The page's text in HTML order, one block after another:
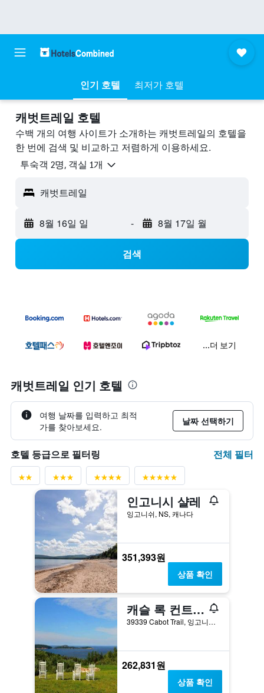
인기 호텔 최저가 호텔
캐벗트레일 호텔
수백 개의 여행 사이트가 소개하는 캐벗트레일의 호텔을
한 번에 검색 및 비교하고 저렴하게 이용하세요.
​투숙객 2​명, ​객실 1개
캐벗트레일
8월 16일 일 - 8월 17일 월
검색
...더 보기
캐벗트레일 인기 호텔
여행 날짜를 입력하고 최적
가를 찾아보세요.
날짜 선택하기
호텔 등급으로 필터링 전체 필터
인고니시 샬레
잉고니쉬, NS, 캐나다
351,393원
상품 확인
캐슬 록 컨트리 인
39339 Cabot Trail, 잉고니시 비치, NS, 캐나다
262,831원
상품 확인